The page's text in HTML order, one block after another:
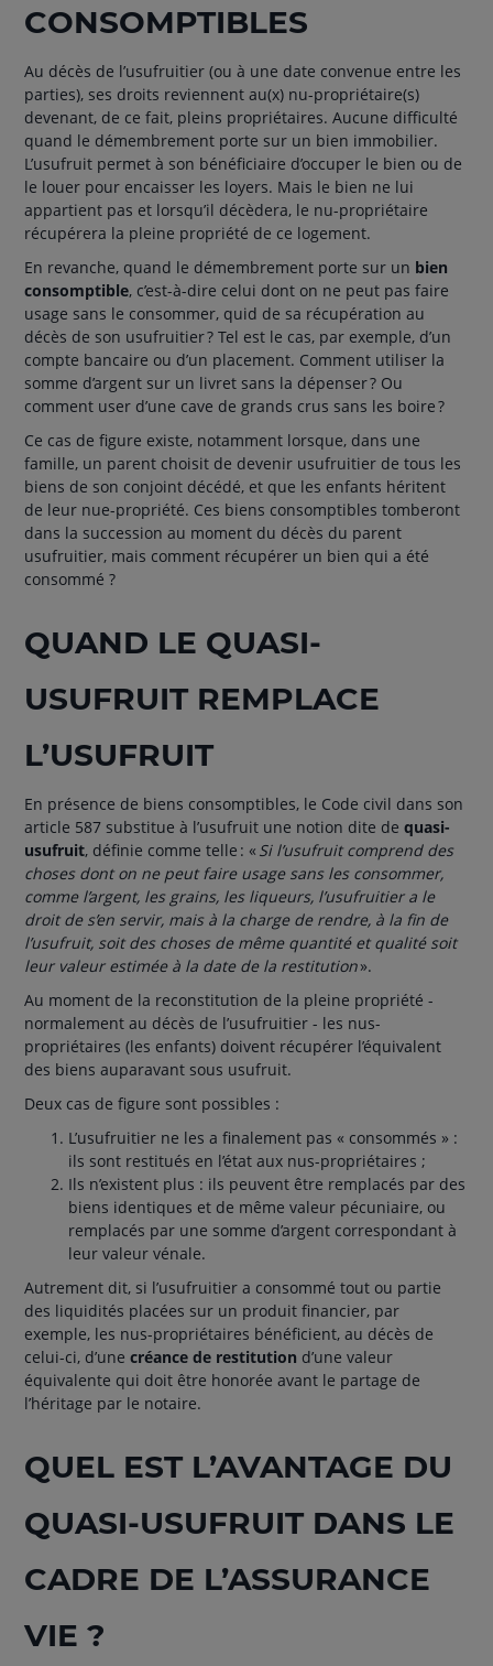
CONSOMPTIBLES
Au décès de l’usufruitier (ou à une date convenue entre les
parties), ses droits reviennent au(x) nu-propriétaire(s)
devenant, de ce fait, pleins propriétaires. Aucune difficulté
quand le démembrement porte sur un bien immobilier.
L’usufruit permet à son bénéficiaire d’occuper le bien ou de
le louer pour encaisser les loyers. Mais le bien ne lui
appartient pas et lorsqu’il décèdera, le nu-propriétaire
récupérera la pleine propriété de ce logement.
En revanche, quand le démembrement porte sur un bien
consomptible, c’est-à-dire celui dont on ne peut pas faire
usage sans le consommer, quid de sa récupération au
décès de son usufruitier ? Tel est le cas, par exemple, d’un
compte bancaire ou d’un placement. Comment utiliser la
somme d’argent sur un livret sans la dépenser ? Ou
comment user d’une cave de grands crus sans les boire ?
Ce cas de figure existe, notamment lorsque, dans une
famille, un parent choisit de devenir usufruitier de tous les
biens de son conjoint décédé, et que les enfants héritent
de leur nue-propriété. Ces biens consomptibles tomberont
dans la succession au moment du décès du parent
usufruitier, mais comment récupérer un bien qui a été
consommé ?
QUAND LE QUASI-
USUFRUIT REMPLACE
L’USUFRUIT
En présence de biens consomptibles, le Code civil dans son
article 587 substitue à l’usufruit une notion dite dequasi-
usufruit, définie comme telle : « Si l’usufruit comprend des
choses dont on ne peut faire usage sans les consommer,
comme l’argent, les grains, les liqueurs, l’usufruitier a le
droit de s’en servir, mais à la charge de rendre, à la fin de
l’usufruit, soit des choses de même quantité et qualité soit
leur valeur estimée à la date de la restitution».
Au moment de la reconstitution de la pleine propriété -
normalement au décès de l’usufruitier - les nus-
propriétaires (les enfants) doivent récupérer l’équivalent
des biens auparavant sous usufruit.
Deux cas de figure sont possibles :
L’usufruitier ne les a finalement pas « consommés » :
ils sont restitués en l’état aux nus-propriétaires ;
Ils n’existent plus : ils peuvent être remplacés par des
biens identiques et de même valeur pécuniaire, ou
remplacés par une somme d’argent correspondant à
leur valeur vénale.
Autrement dit, si l’usufruitier a consommé tout ou partie
des liquidités placées sur un produit financier, par
exemple, les nus-propriétaires bénéficient, au décès de
celui-ci, d’unecréance de restitution d’une valeur
équivalente qui doit être honorée avant le partage de
l’héritage par le notaire.
QUEL EST L’AVANTAGE DU
QUASI-USUFRUIT DANS LE
CADRE DE L’ASSURANCE
VIE ?